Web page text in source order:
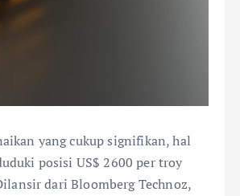
yang cukup signifikan, hal
posisi US$ 2600 per troy
dari Bloomberg Technoz,